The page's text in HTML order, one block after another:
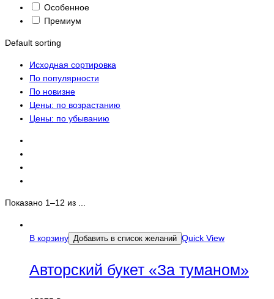
Особенное
Премиум
Default sorting
Исходная сортировка
По популярности
По новизне
Цены: по возрастанию
Цены: по убыванию
Показано 1–12 из ...
В корзину Добавить в список желаний Quick View
Авторский букет «За туманом»